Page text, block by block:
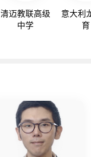
清迈教联高级
中学
意大利
育